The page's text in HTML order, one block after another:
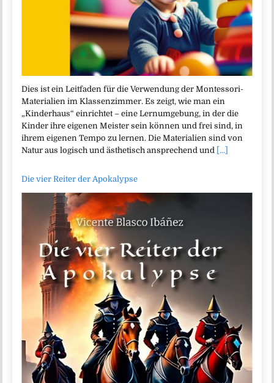
Dies ist ein Leitfaden für die Verwendung der Montessori-
Materialien im Klassenzimmer. Es zeigt, wie man ein
„Kinderhaus“ einrichtet – eine Lernumgebung, in der die
Kinder ihre eigenen Meister sein können und frei sind, in
ihrem eigenen Tempo zu lernen. Die Materialien sind von
Natur aus logisch und ästhetisch ansprechend und [...]
Die vier Reiter der Apokalypse